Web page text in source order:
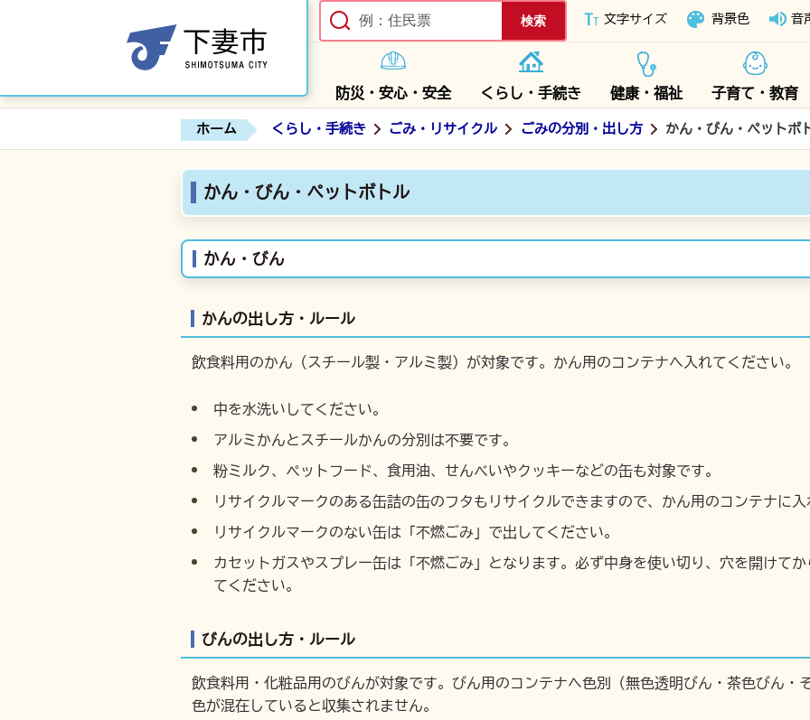
下妻市ホームページ
文字サイズ 背景色 音
防災・安心・安全 くらし・手続き 健康・福祉 子育て・教育
ホーム くらし・手続き ごみ・リサイクル ごみの分別・出し方 かん・びん・ペットボ
かん・びん・ペットボトル
かん・びん
かんの出し方・ルール
飲食料用のかん（スチール製・アルミ製）が対象です。かん用のコンテナへ入れてください。
中を水洗いしてください。
アルミかんとスチールかんの分別は不要です。
粉ミルク、ペットフード、食用油、せんべいやクッキーなどの缶も対象です。
リサイクルマークのある缶詰の缶のフタもリサイクルできますので、かん用のコンテナに
リサイクルマークのない缶は「不燃ごみ」で出してください。
カセットガスやスプレー缶は「不燃ごみ」となります。必ず中身を使い切り、穴を開けて
てください。
びんの出し方・ルール
飲食料用・化粧品用のびんが対象です。びん用のコンテナへ色別（無色透明びん・茶色びん・
色が混在していると収集されません。